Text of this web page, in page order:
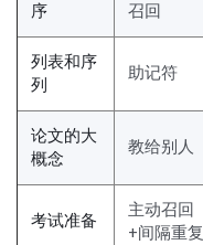
序
召回
列表和序
列
助记符
论文的大
概念
教给别人
考试准备
主动召回
+间隔重复